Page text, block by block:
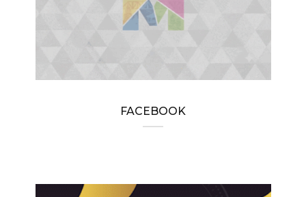
FACEBOOK